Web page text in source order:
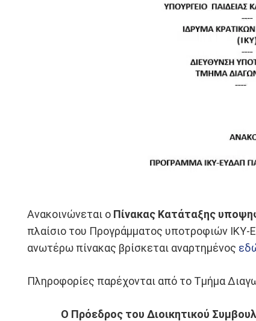
Ανακοινώνεται ο Πίνακας Κατάταξης
πλαίσιο του Προγράμματος υποτροφιών
ανωτέρω πίνακας βρίσκεται αναρτημένος
Πληροφορίες παρέχονται από το Τμήμα
Ο Πρόεδρος του Διοικητικού